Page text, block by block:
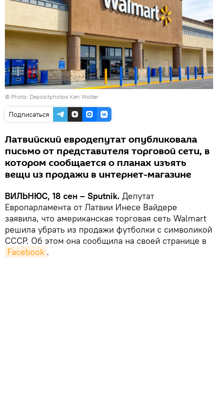
© Photo: Depositphotos Ken Wolter
Подписаться
Латвийский евродепутат опубликовала
письмо от представителя торговой сети, в
котором сообщается о планах изъять
вещи из продажи в интернет-магазине
ВИЛЬНЮС, 18 сен – Sputnik. Депутат
Европарламента от Латвии Инесе Вайдере
заявила, что американская торговая сеть Walmart
решила убрать из продажи футболки с символикой
СССР. Об этом она сообщила на своей странице в
Facebook .